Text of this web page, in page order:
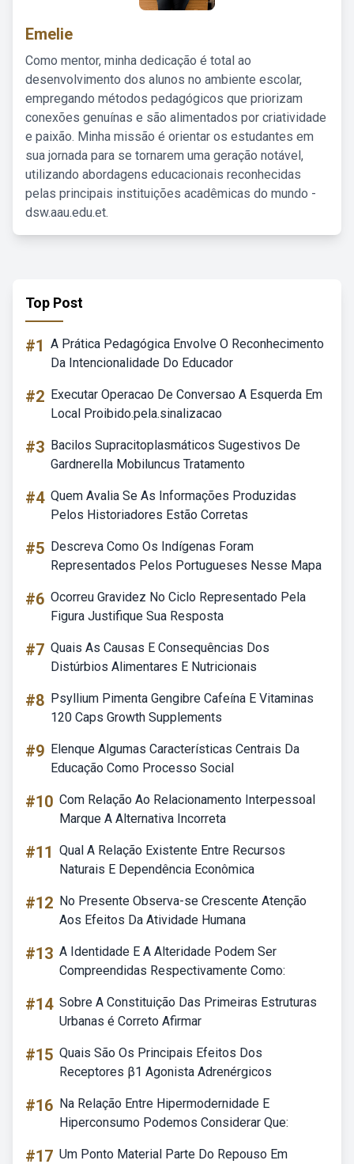
Emelie
Como mentor, minha dedicação é total ao
desenvolvimento dos alunos no ambiente escolar,
empregando métodos pedagógicos que priorizam
conexões genuínas e são alimentados por criatividade
e paixão. Minha missão é orientar os estudantes em
sua jornada para se tornarem uma geração notável,
utilizando abordagens educacionais reconhecidas
pelas principais instituições acadêmicas do mundo -
dsw.aau.edu.et.
Top Post
#1 A Prática Pedagógica Envolve O Reconhecimento
Da Intencionalidade Do Educador
#2 Executar Operacao De Conversao A Esquerda Em
Local Proibido.pela.sinalizacao
#3 Bacilos Supracitoplasmáticos Sugestivos De
Gardnerella Mobiluncus Tratamento
#4 Quem Avalia Se As Informações Produzidas
Pelos Historiadores Estão Corretas
#5 Descreva Como Os Indígenas Foram
Representados Pelos Portugueses Nesse Mapa
#6 Ocorreu Gravidez No Ciclo Representado Pela
Figura Justifique Sua Resposta
#7 Quais As Causas E Consequências Dos
Distúrbios Alimentares E Nutricionais
#8 Psyllium Pimenta Gengibre Cafeína E Vitaminas
120 Caps Growth Supplements
#9 Elenque Algumas Características Centrais Da
Educação Como Processo Social
#10 Com Relação Ao Relacionamento Interpessoal
Marque A Alternativa Incorreta
#11 Qual A Relação Existente Entre Recursos
Naturais E Dependência Econômica
#12 No Presente Observa-se Crescente Atenção
Aos Efeitos Da Atividade Humana
#13 A Identidade E A Alteridade Podem Ser
Compreendidas Respectivamente Como:
#14 Sobre A Constituição Das Primeiras Estruturas
Urbanas é Correto Afirmar
#15 Quais São Os Principais Efeitos Dos
Receptores β1 Agonista Adrenérgicos
#16 Na Relação Entre Hipermodernidade E
Hiperconsumo Podemos Considerar Que:
#17 Um Ponto Material Parte Do Repouso Em